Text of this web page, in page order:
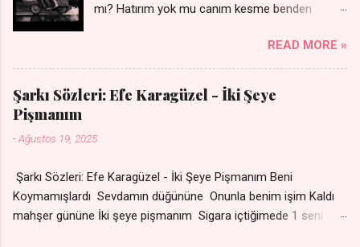
mı? Hatırım yok mu canım kesme benden
dünyayı durdururum Ben sana yoldaş olurum
kurban olurum.. - Sen gülümse bi yol bulurum
Yaslanırsan dağ olurum Ben sana sevda olurum
kurban olurum Can canım cananım Yar gözlerin
almış Sen de bana varman mı? - Sen üzülme bi
yoldaş olurum kurban olurum.. - Sen gülümse
bi yol bulurum Yaslanırsan dağ olurum Ben
sana sevda olurum kurban olurum Can canım
READ MORE »
Şarkı Sözleri: Efe Karagüzel - İki Şeye
Pişmanım
-Ağustos 19, 2025
Şarkı Sözleri: Efe Karagüzel - İki Şeye Pişmanım Beni
Koymamışlardı Sevdamın düğününe Onunla benim işim Kaldı
mahşer gününe İki şeye pişmanım Sigara içtiğimede 1 seni